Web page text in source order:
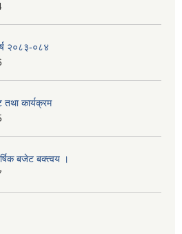
२०८३-०८४
कार्यक्रम
बजेट बक्त्वय ।